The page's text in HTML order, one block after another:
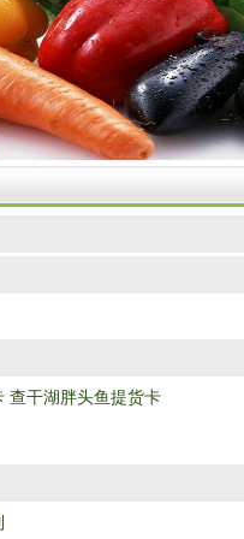
查干湖胖头鱼提货卡